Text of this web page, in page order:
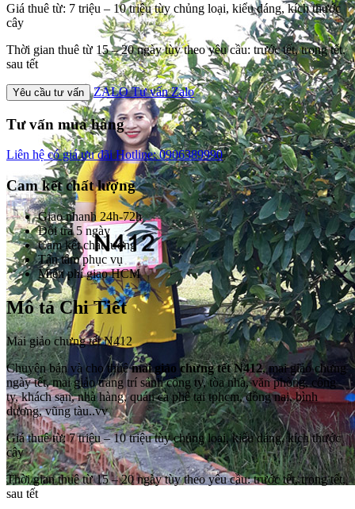
Giá thuê từ: 7 triệu – 10 triệu tùy chủng loại, kiểu dáng, kích thước
cây
Thời gian thuê từ 15 – 20 ngày tùy theo yêu cầu: trước tết, trong tết,
sau tết
Yêu cầu tư vấn ZALO Tư vấn Zalo
Tư vấn mua hàng
Liên hệ có giá ưu đãiHotline: 0906389990
Cam kết chất lượng
Giao nhanh 24h-72h
Đổi trả 5 ngày
Cam kết chất lượng
Tận tâm phục vụ
Miễn phí giao HCM
Mô tả Chi Tiết
Mai giảo chưng tết N412
Chuyên bán và cho thuêmai giảo chưng tết N412, mai giảo chưng
ngày tết, mai giảo trang trí sảnh công ty, tòa nhà, văn phòng, công
ty, khách sạn, nhà hàng, quán cà phê tại tphcm, đồng nai, bình
dương, vũng tàu..vv
Giá thuê từ: 7 triệu – 10 triệu tùy chủng loại, kiểu dáng, kích thước
cây
Thời gian thuê từ 15 – 20 ngày tùy theo yêu cầu: trước tết, trong tết,
sau tết